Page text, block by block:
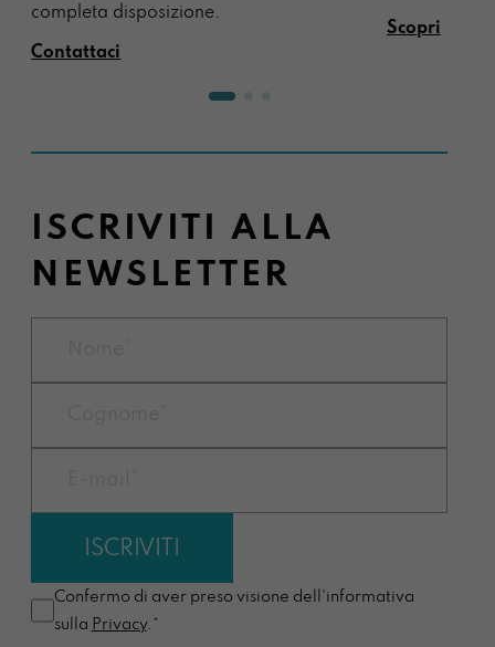
completa disposizione.
Contattaci
Scopri
ISCRIVITI ALLA
NEWSLETTER
Confermo di aver preso visione dell'informativa
sulla Privacy.*